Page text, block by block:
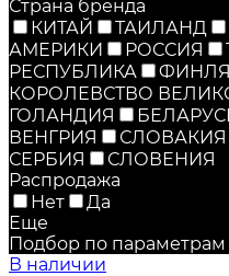
Страна бренда
КИТАЙ
ТАИЛАНД
АМЕРИКИ
РОССИЯ
РЕСПУБЛИКА
КОРОЛЕВСТВО
ГОЛАНДИЯ
ВЕНГРИЯ
СЛОВАКИЯ
СЕРБИЯ
СЛОВЕНИЯ
Распродажа
Нет
Да
Еще
Подбор по параметрам
В наличии